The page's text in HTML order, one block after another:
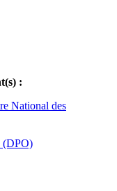
:
National des
(DPO)